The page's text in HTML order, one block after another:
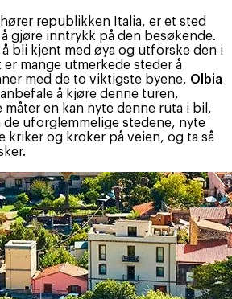
republikken Italia, er et sted
gjøre inntrykk på den besøkende.
å bli kjent med øya og utforske den i
mange utmerkede steder å
med de to viktigste byene, Olbia
anbefale å kjøre denne turen,
en kan nyte denne ruta i bil,
de uforglemmelige stedene, nyte
kriker og kroker på veien, og ta så